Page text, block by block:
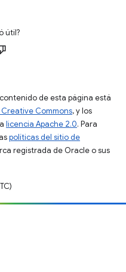
útil?
de esta página está
Commons, y los
licencia Apache 2.0. Para
políticas del sitio de
registrada de Oracle o sus